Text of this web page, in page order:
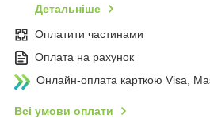
Детальніше
Оплатити частинами
Оплата на рахунок
Онлайн-оплата карткою Visa,
Всі умови оплати